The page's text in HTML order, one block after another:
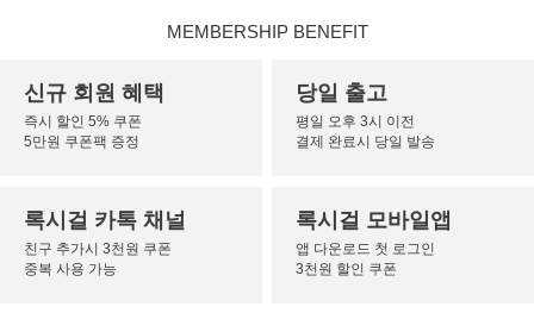
MEMBERSHIP BENEFIT
신규 회원 혜택
즉시 할인 5% 쿠폰
5만원 쿠폰팩 증정
당일 출고
평일 오후 3시 이전
결제 완료시 당일 발송
록시걸 카톡 채널
친구 추가시 3천원 쿠폰
중복 사용 가능
록시걸 모바일앱
앱 다운로드 첫 로그인
3천원 할인 쿠폰